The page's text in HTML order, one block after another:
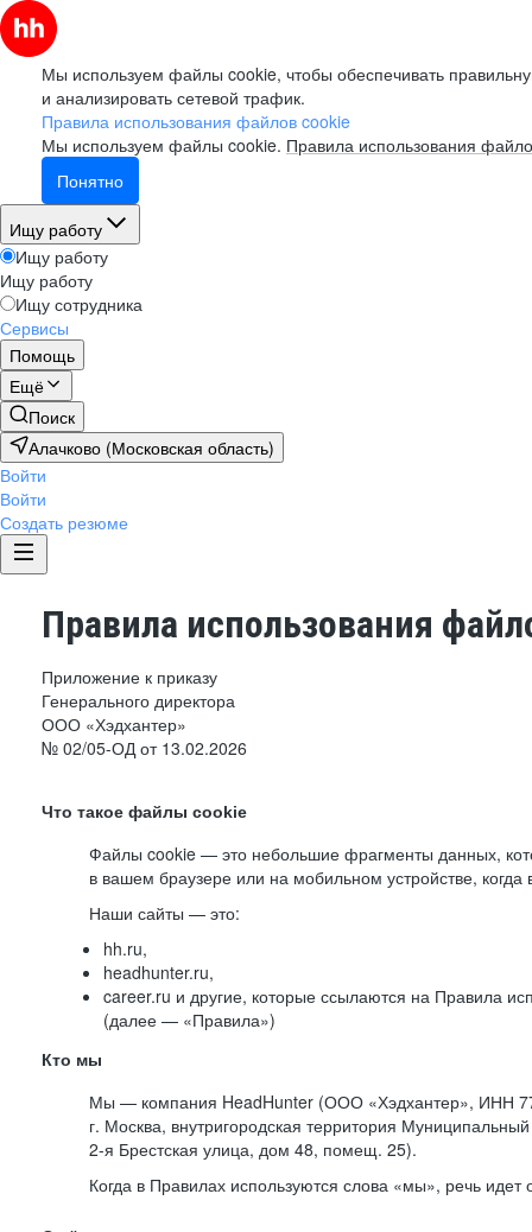
Мы используем файлы cookie, чтобы обеспечивать
и анализировать сетевой трафик.
Правила использования файлов cookie
Мы используем файлы cookie. Правила использования
Понятно
Ищу работу
Ищу работу
Ищу работу
Ищу сотрудника
Сервисы
Помощь
Ещё
Поиск
Алачково (Московская область)
Войти
Войти
Создать резюме
Правила использования
Приложение к приказу
Генерального директора
ООО «Хэдхантер»
№ 02/05-ОД от 13.02.2026
Что такое файлы cookie
Файлы cookie — это небольшие фрагменты данных,
в вашем браузере или на мобильном устройстве,
Наши сайты — это:
hh.ru,
headhunter.ru,
career.ru и другие, которые ссылаются на Правила
(далее — «Правила»)
Кто мы
Мы — компания HeadHunter (ООО «Хэдхантер», ИНН
г. Москва, внутригородская территория Муниципальный
2-я Брестская улица, дом 48, помещ. 25).
Когда в Правилах используются слова «мы», речь